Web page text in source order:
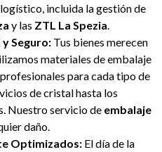
incluida la gestión de
y las ZTL La Spezia.
Seguro: Tus bienes merecen
materiales de embalaje
para cada tipo de
de cristal hasta los
Nuestro servicio de embalaje
daño.
Optimizados: El día de la